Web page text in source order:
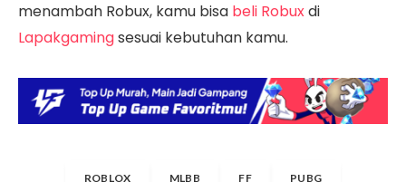
menambah Robux, kamu bisa beli Robuxdi
Lapakgamingsesuai kebutuhan kamu.
ROBLOX MLBB FF PUBG